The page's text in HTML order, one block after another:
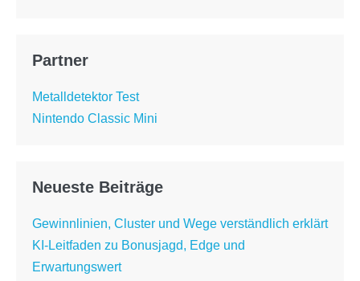
Partner
Metalldetektor Test
Nintendo Classic Mini
Neueste Beiträge
Gewinnlinien, Cluster und Wege verständlich erklärt
KI-Leitfaden zu Bonusjagd, Edge und
Erwartungswert